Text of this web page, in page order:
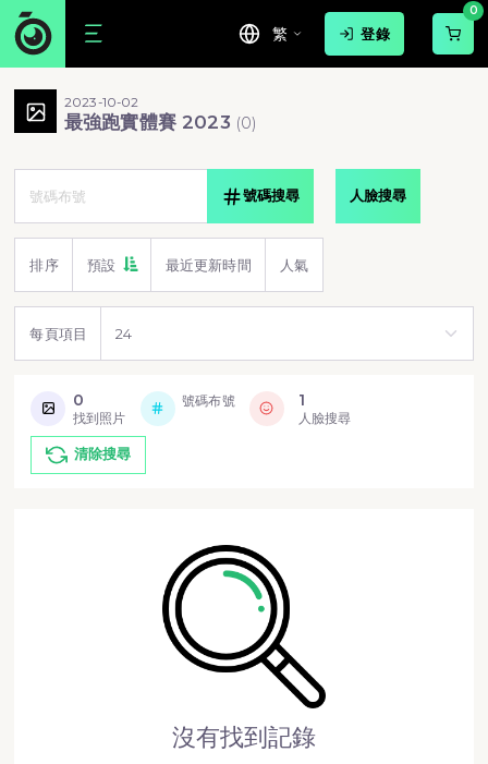
繁 登錄
0
2023-10-02
最強跑實體賽 2023 (0)
號碼搜尋 人臉搜尋
排序 預設 最近更新時間 人氣
每頁項目
0
找到照片
號碼布號 1
人臉搜尋
清除搜尋
沒有找到記錄